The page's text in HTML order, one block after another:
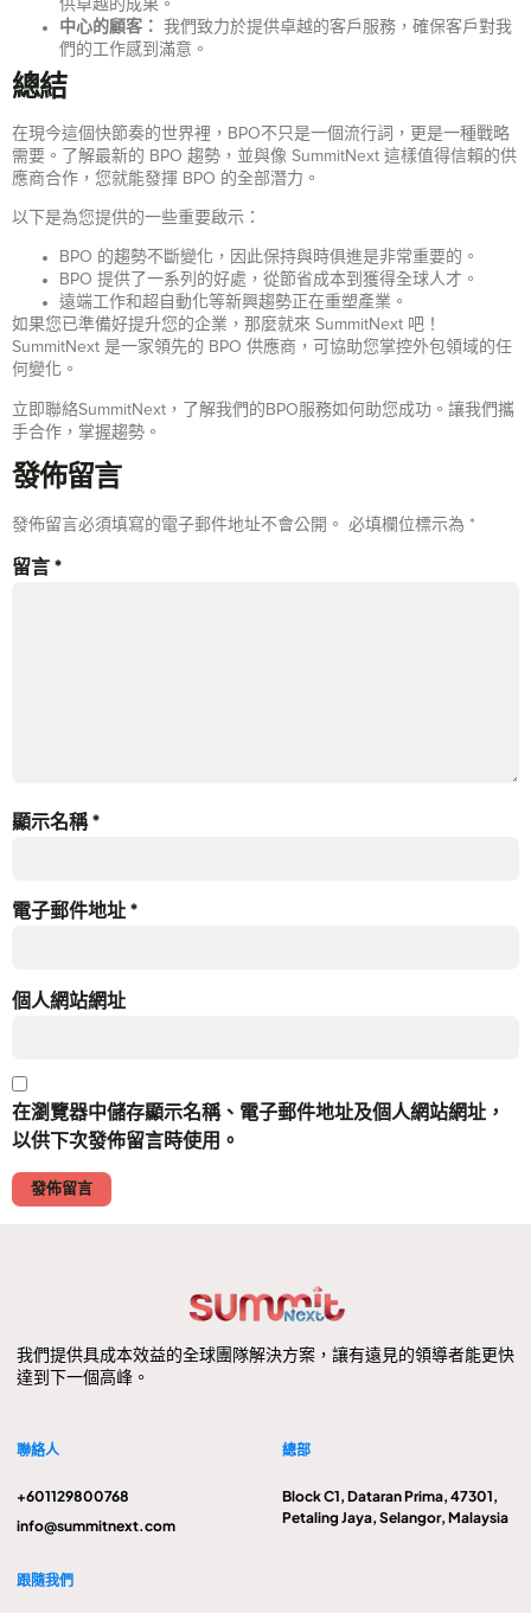
供卓越的成果。
中心的顧客：
我們致力於提供卓越的客戶服務，確保客戶對我
們的工作感到滿意。
總結
在現今這個快節奏的世界裡，BPO不只是一個流行詞，更是一種戰略
需要。了解最新的 BPO 趨勢，並與像 SummitNext 這樣值得信賴的供
應商合作，您就能發揮 BPO 的全部潛力。
以下是為您提供的一些重要啟示：
BPO 的趨勢不斷變化，因此保持與時俱進是非常重要的。
BPO 提供了一系列的好處，從節省成本到獲得全球人才。
遠端工作和超自動化等新興趨勢正在重塑產業。
如果您已準備好提升您的企業，那麼就來 SummitNext 吧！
SummitNext 是一家領先的 BPO 供應商，可協助您掌控外包領域的任
何變化。
立即聯絡SummitNext，了解我們的BPO服務如何助您成功。讓我們攜
手合作，掌握趨勢。
發佈留言
發佈留言必須填寫的電子郵件地址不會公開。 必填欄位標示為 *
留言 *
顯示名稱*
電子郵件地址 *
個人網站網址
在瀏覽器中儲存顯示名稱、電子郵件地址及個人網站網址，
以供下次發佈留言時使用。
我們提供具成本效益的全球團隊解決方案，讓有遠見的領導者能更快
達到下一個高峰。
聯絡人
+601129800768
info@summitnext.com
總部
Block C1, Dataran Prima, 47301,
Petaling Jaya, Selangor, Malaysia
跟隨我們